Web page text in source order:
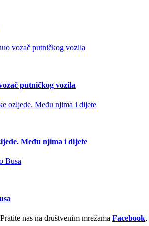
putničkog vozila
Među njima i dijete
Pratite nas na društvenim mrežama Facebook,